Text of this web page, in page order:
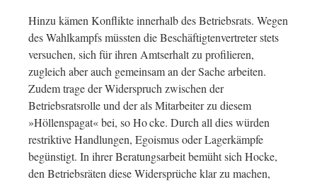
Hinzu kämen Konflikte innerhalb des Betriebsrats. Wegen
des Wahlkampfs müssten die Beschäftigtenvertreter stets
versuchen, sich für ihren Amtserhalt zu profilieren,
zugleich aber auch gemeinsam an der Sache arbeiten.
Zudem trage der Widerspruch zwischen der
Betriebsratsrolle und der als Mitarbeiter zu diesem
»Höllenspagat« bei, so Ho cke. Durch all dies würden
restriktive Handlungen, Egoismus oder Lagerkämpfe
begünstigt. In ihrer Beratungsarbeit bemüht sich Hocke,
den Betriebsräten diese Widersprüche klar zu machen,